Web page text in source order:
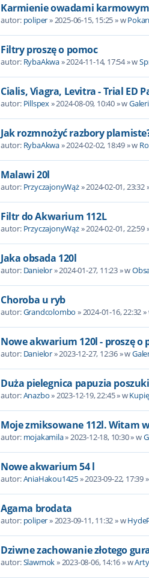
Karmienie owadami
autor: poliper» 2025-06-15, 15:25 » w
Filtry proszę o pomoc
autor: RybaAkwa» 2024-11-14, 17:54 » w
Cialis, Viagra, Levitra - Trial ED
autor: Pillspex» 2024-08-09, 10:40 » w
Jak rozmnożyć razbory
autor: RybaAkwa» 2024-02-02, 18:49 » w
Malawi 20l
autor: PrzyczajonyWąż» 2024-02-01, 23:32
Filtr do Akwarium 112L
autor: PrzyczajonyWąż» 2024-02-01, 22:59
Jaka obsada 120l
autor: Danielor» 2024-01-27, 11:23 » w
Choroba u ryb
autor:Grandcolombo » 2024-01-16, 22:32
Nowe akwarium 120l - proszę o
autor: Danielor» 2023-12-27, 12:36 » w
Duża pielegnica papuzia
autor:Anazbo» 2023-12-19, 22:45 » wKupię
Moje zmiksowane 112l. Witam
autor: mojakamila» 2023-12-18, 10:30 » w
Nowe akwarium 54 l
autor:AniaHakou1425» 2023-09-22, 17:39
Agama brodata
autor: poliper» 2023-09-11, 11:32 » w
Dziwne zachowanie złotego
autor:Slawmok» 2023-08-06, 14:16 » w